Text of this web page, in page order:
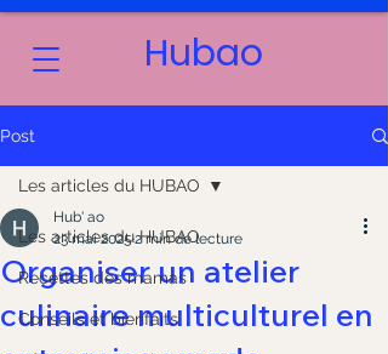
Hubao
Post
Les articles du HUBAO
Recettes des mamas
Conseils et bienfaits
Les articles du HUBAO
Organiser un atelier
culinaire multiculturel en
Hub' ao
23 mai 20252 min de lecture